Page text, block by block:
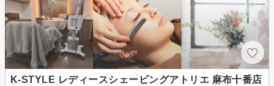
K-STYLE レディースシェービングアトリエ 麻布十番店